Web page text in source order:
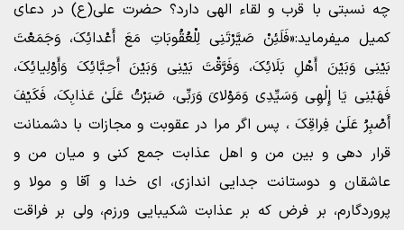
چه نسبتی با قرب و لقاء الهی دارد؟ حضرت علی(ع) در دعای
کمیل میفرماید:«فَلَئِنْ صَیَّرْتَنِى لِلْعُقُوبَاتِ مَعَ أَعْدائِکَ، وَجَمَعْتَ
بَیْنِى وَبَیْنَ أَهْلِ بَلَائِکَ، وَفَرَّقْتَ بَیْنِى وَبَیْنَ أَحِبَّائِکَ وَأَوْلِیائِکَ،
فَهَبْنِى یَا إِلٰهِى وَسَیِّدِى وَمَوْلاىَ وَرَبِّى، صَبَرْتُ عَلَىٰ عَذابِکَ، فَکَیْفَ
أَصْبِرُ عَلَىٰ فِراقِکَ ، پس اگر مرا در عقوبت و مجازات با دشمنانت
قرار دهی و بین من و اهل عذابت جمع کنی و میان من و
عاشقان و دوستانت جدایی اندازی، ای خدا و آقا و مولا و
پروردگارم، بر فرض که بر عذابت شکیبایی ورزم، ولی بر فراقت